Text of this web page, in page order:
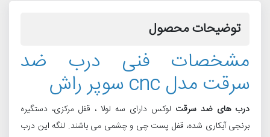
توضیحات محصول
مشخصات فنی درب ضد
سرقت مدل cnc سوپر راش
درب های ضد سرقت لوکس دارای سه لولا ، قفل مرکزی، دستگیره
برنجی آبکاری شده، قفل پست چی و چشمی می باشند. لنگه این درب